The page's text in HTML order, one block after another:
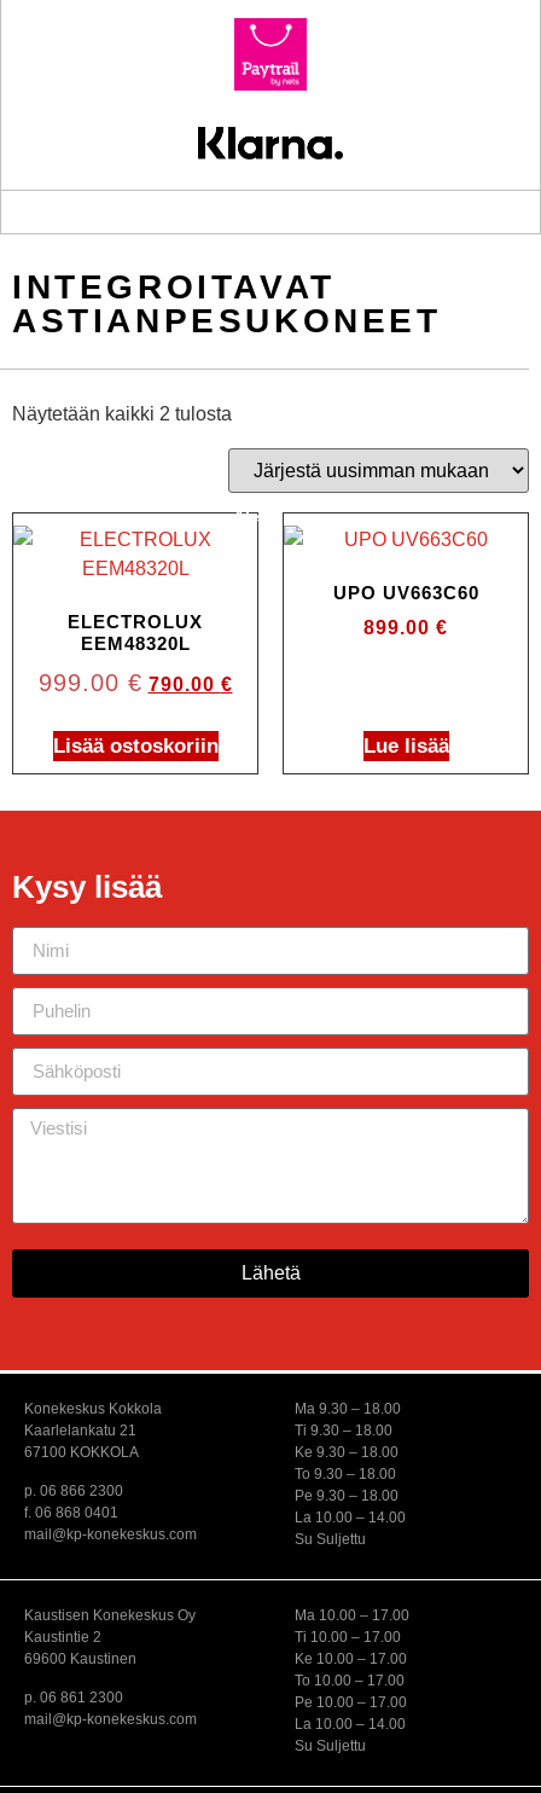
INTEGROITAVAT
ASTIANPESUKONEET
Näytetään kaikki 2 tulosta
Ale!
ELECTROLUX
EEM48320L
999.00 € 790.00 €
Lisää ostoskoriin
UPO UV663C60
899.00 €
Lue lisää
Kysy lisää
Lähetä
Konekeskus Kokkola
Kaarlelankatu 21
67100 KOKKOLA
p. 06 866 2300
f. 06 868 0401
mail@kp-konekeskus.com
Ma 9.30 – 18.00
Ti 9.30 – 18.00
Ke 9.30 – 18.00
To 9.30 – 18.00
Pe 9.30 – 18.00
La 10.00 – 14.00
Su Suljettu
Kaustisen Konekeskus Oy
Kaustintie 2
69600 Kaustinen
p. 06 861 2300
mail@kp-konekeskus.com
Ma 10.00 – 17.00
Ti 10.00 – 17.00
Ke 10.00 – 17.00
To 10.00 – 17.00
Pe 10.00 – 17.00
La 10.00 – 14.00
Su Suljettu